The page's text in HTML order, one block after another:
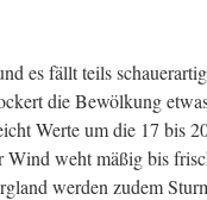
es fällt teils
die Bewölkung
Werte um die 17 bis
weht mäßig bis
werden zudem